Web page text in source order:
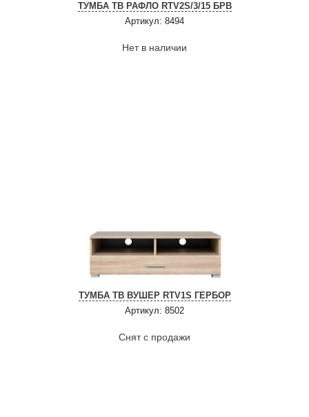
ТУМБА ТВ РАФЛО RTV2S/3/15 БРВ
Артикул: 8494
Нет в наличии
ТУМБА ТВ ВУШЕР RTV1S ГЕРБОР
Артикул: 8502
Снят с продажи